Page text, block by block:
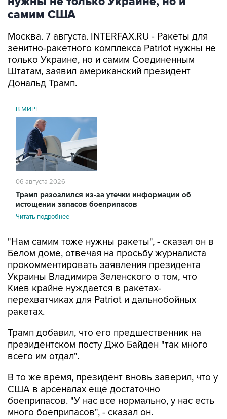
самим США
Москва. 7 августа. INTERFAX.RU - Ракеты для
зенитно-ракетного комплекса Patriot нужны не
только Украине, но и самим Соединенным
Штатам, заявил американский президент
Дональд Трамп.
В МИРЕ
06 августа 2026
Трамп разозлился из-за утечки информации об
истощении запасов боеприпасов
Читать подробнее
"Нам самим тоже нужны ракеты", - сказал он в
Белом доме, отвечая на просьбу журналиста
прокомментировать заявления президента
Украины Владимира Зеленского о том, что
Киев крайне нуждается в ракетах-
перехватчиках для Patriot и дальнобойных
ракетах.
Трамп добавил, что его предшественник на
президентском посту Джо Байден "так много
всего им отдал".
В то же время, президент вновь заверил, что у
США в арсеналах еще достаточно
боеприпасов. "У нас все нормально, у нас есть
много боеприпасов", - сказал он.